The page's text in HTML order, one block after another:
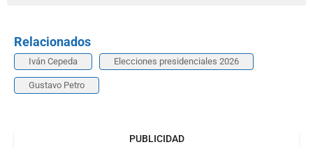
Relacionados
Iván Cepeda Elecciones presidenciales 2026
Gustavo Petro
PUBLICIDAD